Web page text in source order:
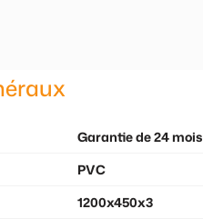
Garantie de 24 mois
PVC
1200x450x3